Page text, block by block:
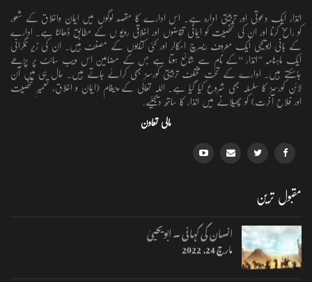
انذار ایک دعوتی اور تربیتی ادارہ ہے۔ اس ادارے کا مقصد لوگوں میں ایمان واخلاق کے شعور
کو راسخ کرنا اور ان کی شخصیت کو ایمانی تقاضوں اور اخلاقی رویو ں کے مطابق ڈھالنا ہے۔ ادارے
کے بانی ابویحییٰ ایک معروف ریسرچ اسکالر اور کئی کتابوں کے مصنف ہیں۔ ان کی زیر نگرانی
ایک ماہنامہ ’’انذار ‘‘کے نام سے شائع ہوتا ہے جس کے مضامین اس ویب سائٹ پر پڑھے
جاسکتے ہیں۔ ادارے کے تحت مختلف تربیتی کورسز بھی کرائے جاتے ہیں۔ حال ہی میں آن
لائن کورسز کا سلسلہ بھی شروع کیا گیا ہے۔ اللہ تعالٰی کے پیغام (ایمان و اخلاق، تعمیرِ شخصیت
اور فلاحِ آخرت) کو پھیلانے میں انذار کا ساتھ دیجئیے.
مالی تعاون
مقبول ترین
انسان کی کہانی ۔ ابویحییٰ
مارچ 24, 2022